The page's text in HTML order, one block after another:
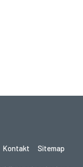
Kontakt Sitemap